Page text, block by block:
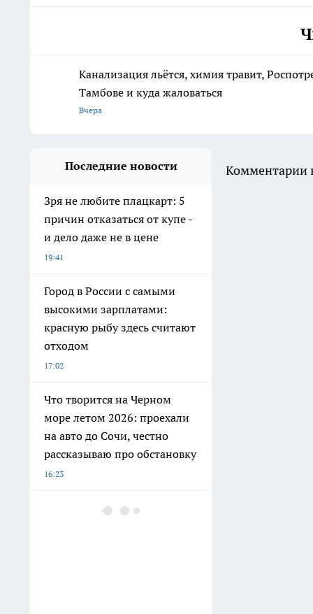
Канализация льётся, химия травит,
Тамбове и куда жаловаться
Вчера
Последние новости
Зря не любите плацкарт: 5
причин отказаться от купе -
и дело даже не в цене
19:41
Город в России с самыми
высокими зарплатами:
красную рыбу здесь считают
отходом
17:02
Что творится на Черном
море летом 2026: проехали
на авто до Сочи, честно
рассказываю про обстановку
16:23
В Тамбове купание
Комментарии